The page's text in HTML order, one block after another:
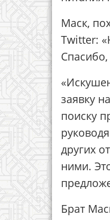
Маск,
Twitter:
заявку
поиску
других
ними.
Брат